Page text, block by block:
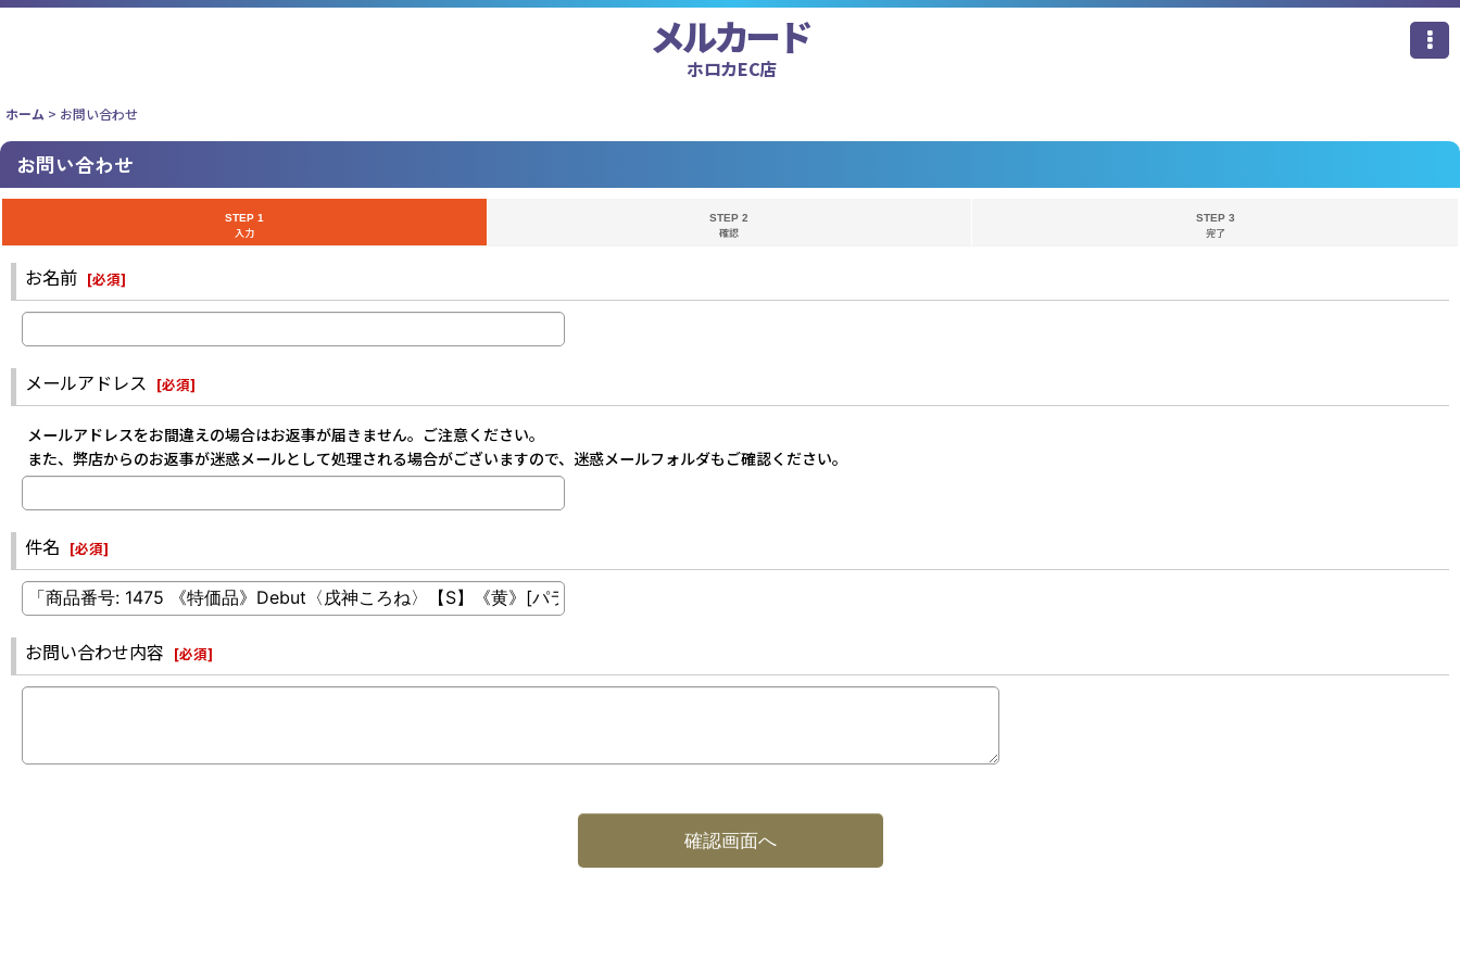
メルカード
ホロカEC店
ホーム > お問い合わせ
お問い合わせ
STEP 1
入力
STEP 2
確認
STEP 3
完了
お名前 [必須]
メールアドレス [必須]
メールアドレスをお間違えの場合はお返事が届きません。ご注意ください。
また、弊店からのお返事が迷惑メールとして処理される場合がございますので、迷惑メールフォルダもご確認ください。
件名 [必須]
お問い合わせ内容 [必須]
確認画面へ